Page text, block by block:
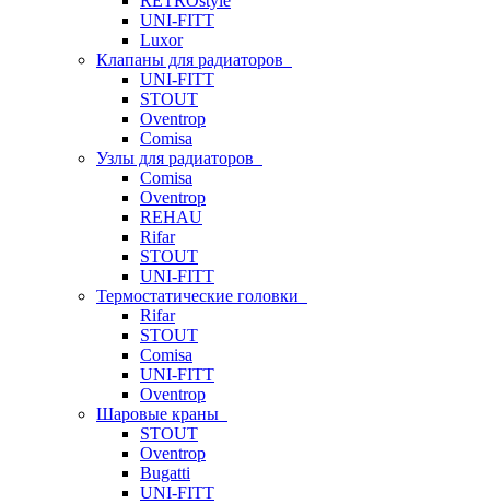
UNI-FITT
Luxor
Клапаны для радиаторов
UNI-FITT
STOUT
Oventrop
Comisa
Узлы для радиаторов
Comisa
Oventrop
REHAU
Rifar
STOUT
UNI-FITT
Термостатические головки
Rifar
STOUT
Comisa
UNI-FITT
Oventrop
Шаровые краны
STOUT
Oventrop
Bugatti
UNI-FITT